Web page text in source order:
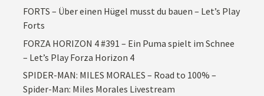
FORTS – Über einen Hügel musst du bauen – Let’s Play
Forts
FORZA HORIZON 4 #391 – Ein Puma spielt im Schnee
– Let’s Play Forza Horizon 4
SPIDER-MAN: MILES MORALES – Road to 100% –
Spider-Man: Miles Morales Livestream